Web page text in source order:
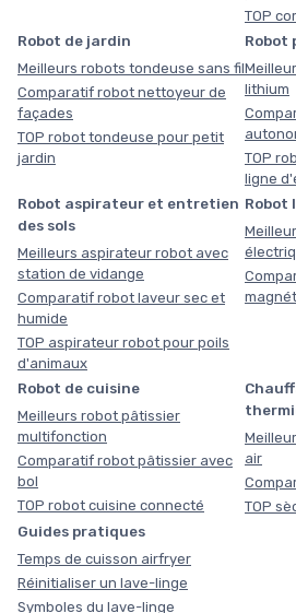
TOP
Robot de jardin
Meilleurs robots tondeuse sans fil
Comparatif robot nettoyeur de
façades
TOP robot tondeuse pour petit
jardin
Robot
lithium
TOP
ligne
Robot aspirateur et entretien
des sols
Meilleurs aspirateur robot avec
station de vidange
Comparatif robot laveur sec et
humide
TOP aspirateur robot pour poils
d'animaux
Robot
Robot de cuisine
Meilleurs robot pâtissier
multifonction
Comparatif robot pâtissier avec
bol
TOP robot cuisine connecté
air
TOP
Guides pratiques
Temps de cuisson airfryer
Réinitialiser un lave-linge
Symboles du lave-linge